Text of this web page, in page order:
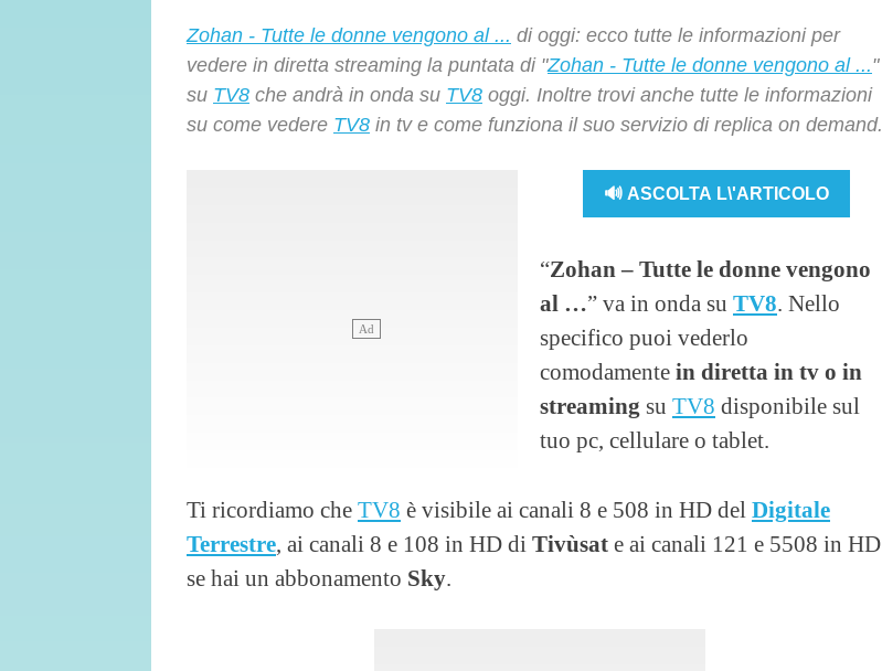
Zohan - Tutte le donne vengono al ... di oggi: ecco tutte le informazioni per
vedere in diretta streaming la puntata di "Zohan - Tutte le donne vengono al ..."
su TV8 che andrà in onda su TV8 oggi. Inoltre trovi anche tutte le informazioni
su come vedere TV8 in tv e come funziona il suo servizio di replica on demand.
🔊 ASCOLTA L\'ARTICOLO
“Zohan – Tutte le donne vengono
al …” va in onda su TV8. Nello
specifico puoi vederlo
comodamente in diretta in tv o in
streaming su TV8 disponibile sul
tuo pc, cellulare o tablet.
Ti ricordiamo che TV8 è visibile ai canali 8 e 508 in HD del Digitale
Terrestre, ai canali 8 e 108 in HD di Tivùsat e ai canali 121 e 5508 in HD
se hai un abbonamento Sky.